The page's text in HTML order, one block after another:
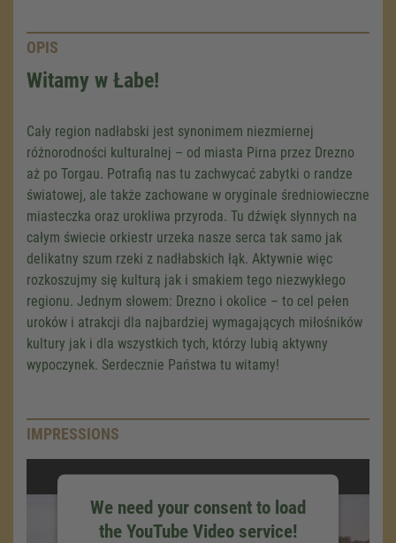
OPIS
Witamy w Łabe!
Cały region nadłabski jest synonimem niezmiernej
różnorodności kulturalnej – od miasta Pirna przez Drezno
aż po Torgau. Potrafią nas tu zachwycać zabytki o randze
światowej, ale także zachowane w oryginale średniowieczne
miasteczka oraz urokliwa przyroda. Tu dźwięk słynnych na
całym świecie orkiestr urzeka nasze serca tak samo jak
delikatny szum rzeki z nadłabskich łąk. Aktywnie więc
rozkoszujmy się kulturą jak i smakiem tego niezwykłego
regionu. Jednym słowem: Drezno i okolice – to cel pełen
uroków i atrakcji dla najbardziej wymagających miłośników
kultury jak i dla wszystkich tych, którzy lubią aktywny
wypoczynek. Serdecznie Państwa tu witamy!
IMPRESSIONS
We need your consent to load
the YouTube Video service!